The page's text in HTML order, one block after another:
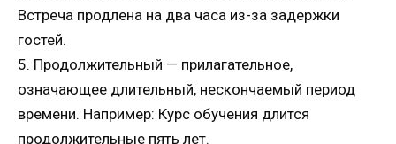
Встреча продлена на два часа из-за задержки
гостей.
5. Продолжительный — прилагательное,
означающее длительный, нескончаемый период
времени. Например: Курс обучения длится
продолжительные пять лет.